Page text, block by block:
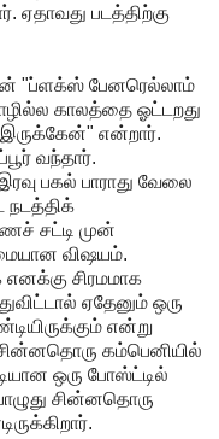
ஏதாவது படத்திற்கு
"ப்ளக்ஸ் பேனரெல்லாம்
காலத்தை ஓட்டறது
இருக்கேன்" என்றார்.
வந்தார்.
பகல் பாராது வேலை
நடத்திக்
சட்டி முன்
விஷயம்.
சிரமமாக
ஏதேனும் ஒரு
என்று
கம்பெனியில்
ஒரு போஸ்ட்டில்
சின்னதொரு